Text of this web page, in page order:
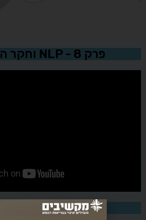
פרק 8 - NLP וחקר המצוינות
פרק 9 - קריירה ומשפחה